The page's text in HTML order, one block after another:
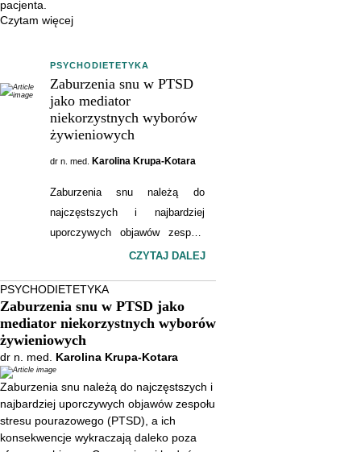
pacjenta.
Czytam więcej
PSYCHODIETETYKA
Zaburzenia snu w PTSD
jako mediator
niekorzystnych wyborów
żywieniowych
dr n. med. Karolina Krupa-Kotara
Zaburzenia snu należą do
najczęstszych i najbardziej
uporczywych objawów zespołu
stresu pourazowego (PTSD), a
daleko poza sferę psychiczną.
Coraz więcej badań wskazuje,
że bezsenność, koszmary senne
i fragmentacja snu mogą
wpływać na regulację apetytu,
sprzyjając jedzeniu
emocjonalnemu oraz wyborowi
żywności wysokokalorycznej i
CZYTAJ DALEJ
PSYCHODIETETYKA
Zaburzenia snu w PTSD jako
mediator niekorzystnych wyborów
żywieniowych
dr n. med. Karolina Krupa-Kotara
Zaburzenia snu należą do najczęstszych i
najbardziej uporczywych objawów zespołu
stresu pourazowego (PTSD), a ich
konsekwencje wykraczają daleko poza